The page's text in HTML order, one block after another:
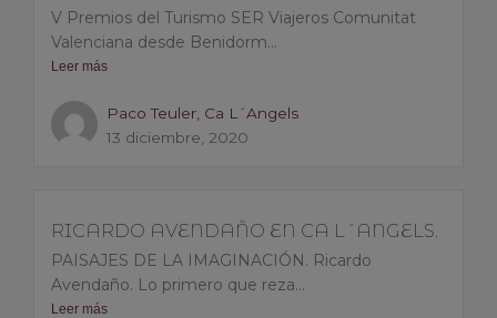
V Premios del Turismo SER Viajeros Comunitat
Valenciana desde Benidorm...
Leer más
Paco Teuler, Ca L´Angels
13 diciembre, 2020
RICARDO AVENDAÑO EN CA L´ANGELS.
PAISAJES DE LA IMAGINACIÓN. Ricardo
Avendaño. Lo primero que reza...
Leer más